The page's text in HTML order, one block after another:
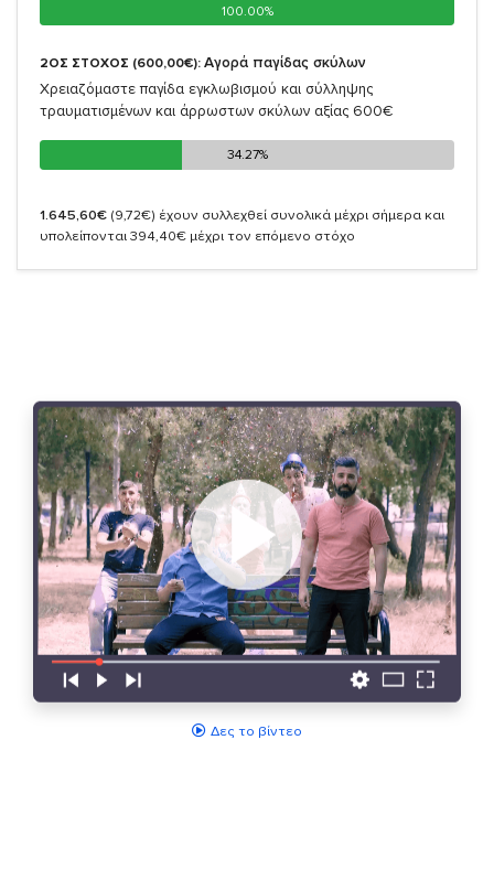
100.00%
100.00%
2ΟΣ ΣΤΟΧΟΣ (600,00€): Αγορά παγίδας σκύλων
Χρειαζόμαστε παγίδα εγκλωβισμού και σύλληψης
τραυματισμένων και άρρωστων σκύλων αξίας 600€
34.27%
34.27%
1.645,60€ (9,72€) έχουν συλλεχθεί συνολικά μέχρι σήμερα και
υπολείπονται 394,40€ μέχρι τον επόμενο στόχο
Δες το βίντεο